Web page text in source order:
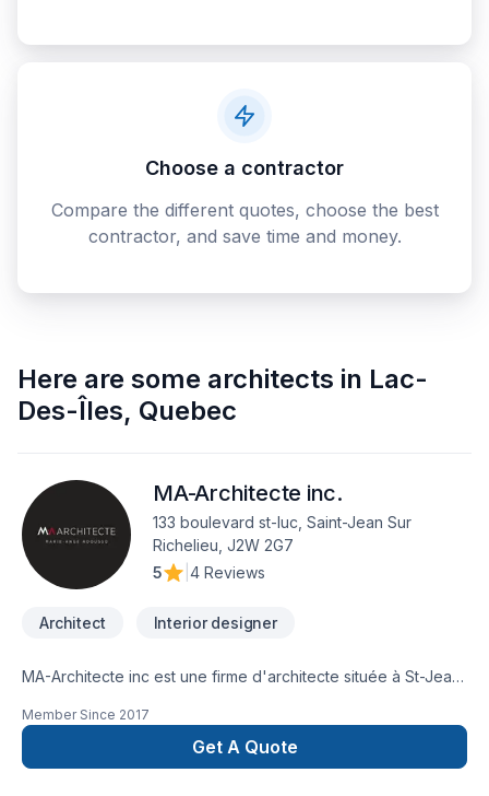
Choose a contractor
Compare the different quotes, choose the best
contractor, and save time and money.
Here are some architects in Lac-
Des-Îles, Quebec
MA-Architecte inc.
133 boulevard st-luc, Saint-Jean Sur
Richelieu, J2W 2G7
5
4 Reviews
Architect Interior designer
MA-Architecte inc est une firme d'architecte située à St-Jean
Member Since 2017
Get A Quote